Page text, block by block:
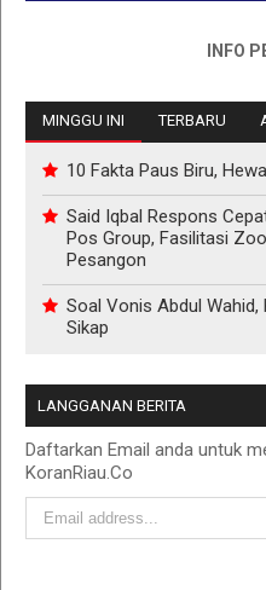
INFO
MINGGU INI TERBARU
10 Fakta Paus Biru,
Said Iqbal Respons
Pos Group, Fasilitasi
Pesangon
Soal Vonis Abdul Wahid,
Sikap
LANGGANAN BERITA
Daftarkan Email anda untuk
KoranRiau.Co